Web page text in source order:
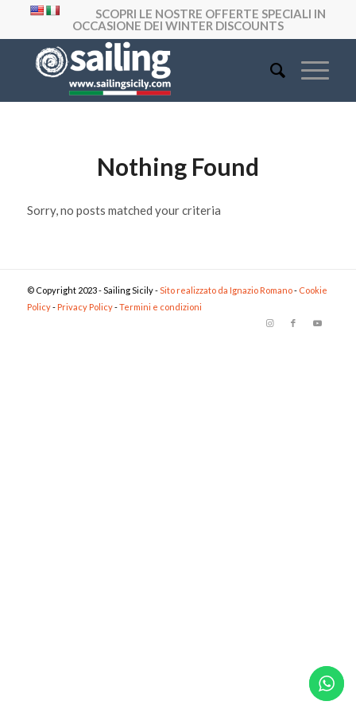
SCOPRI LE NOSTRE OFFERTE SPECIALI IN
OCCASIONE DEI WINTER DISCOUNTS
Nothing Found
Sorry, no posts matched your criteria
© Copyright 2023 - Sailing Sicily - Sito realizzato da Ignazio Romano- Cookie
Policy- Privacy Policy-Termini e condizioni